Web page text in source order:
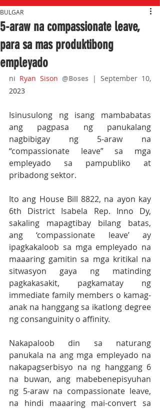
5-araw na compassionate leave,
para sa mas produktibong
empleyado
BULGAR
ni Ryan Sison @Boses
2023
Isinusulong ng isang mambabatas
ang pagpasa ng panukalang
nagbibigay ng 5-araw na
“compassionate leave” sa mga
empleyado sa pampubliko at
pribadong sektor.
Ito ang House Bill 8822, na ayon kay
6th District Isabela Rep. Inno Dy,
sakaling mapagtibay bilang batas,
ang ‘compassionate leave’ ay
ipagkakaloob sa mga empleyado na
maaaring gamitin sa mga kritikal na
sitwasyon gaya ng matinding
pagkakasakit, pagkamatay ng
immediate family members o kamag-
anak na hanggang sa ikatlong degree
ng consanguinity o affinity.
Nakapaloob din sa naturang
panukala na ang mga empleyado na
nakapagserbisyo na ng hanggang 6
na buwan, ang mabebenepisyuhan
ng 5-araw na compassionate leave,
na hindi maaaring mai-convert sa